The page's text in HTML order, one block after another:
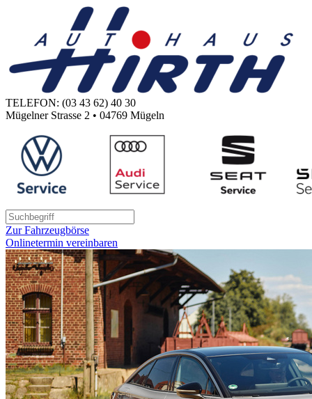
TELEFON: (03 43 62) 40 30
Mügelner Strasse 2 • 04769 Mügeln
Zur Fahrzeugbörse
Onlinetermin vereinbaren